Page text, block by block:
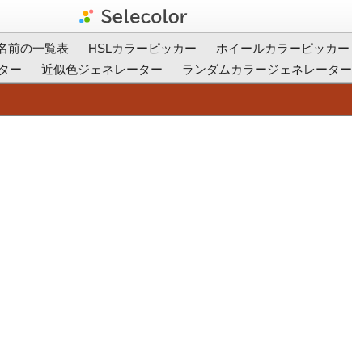
前の一覧表 HSLカラーピッカー ホイールカラーピッカー
ー
近似色ジェネレーター ランダムカラージェネレーター